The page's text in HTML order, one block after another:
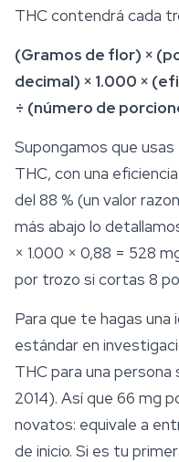
THC contendrá cada
(Gramos de flor) ×
decimal) × 1.000 ×
÷ (número de
Supongamos que
THC, con una
del 88 % (un valor
más abajo lo
× 1.000 × 0,88 = 528
por trozo si cortas 8
Para que te hagas una
estándar en
THC para una persona
2014). Así que 66 mg
novatos: equivale a
de inicio. Si es tu